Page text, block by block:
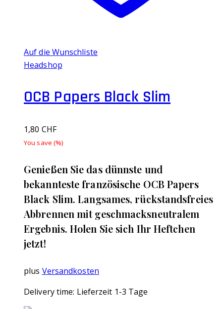
Auf die Wunschliste
Headshop
OCB Papers Black Slim
1,80 CHF
You save (%)
Genießen Sie das dünnste und
bekannteste französische OCB Papers
Black Slim. Langsames, rückstandsfreies
Abbrennen mit geschmacksneutralem
Ergebnis. Holen Sie sich Ihr Heftchen
jetzt!
plus Versandkosten
Delivery time: Lieferzeit 1-3 Tage